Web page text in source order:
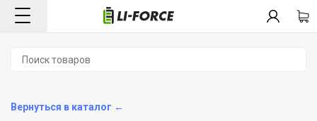
Вернуться в каталог ←